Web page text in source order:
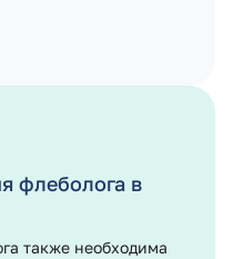
флеболога в
также необходима